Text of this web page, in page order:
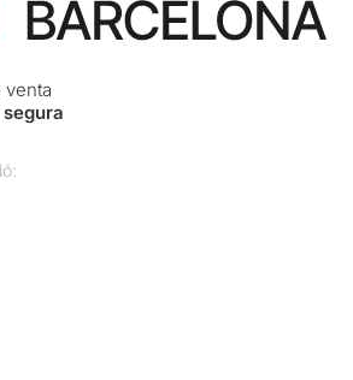
venta